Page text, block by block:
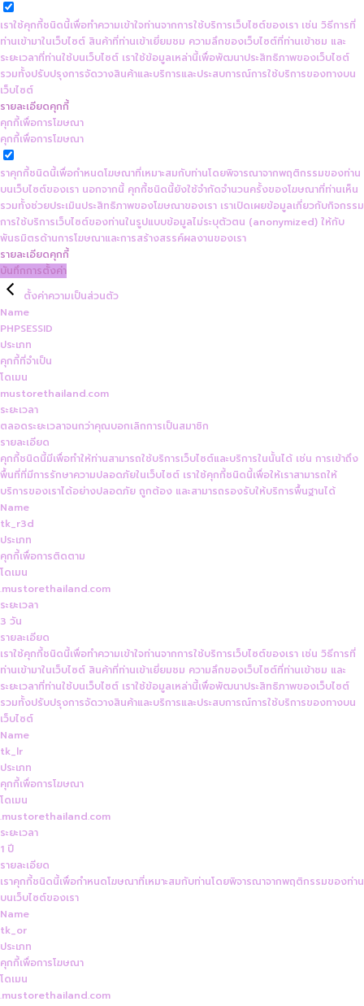
เราใช้คุกกี้ชนิดนี้เพื่อทำความเข้าใจท่านจากการใช้บริการเว็บไซต์ของเรา เช่น วิธีการที่
ท่านเข้ามาในเว็บไซต์ สินค้าที่ท่านเข้าเยี่ยมชม ความลึกของเว็บไซต์ที่ท่านเข้าชม และ
ระยะเวลาที่ท่านใช้บนเว็บไซต์ เราใช้ข้อมูลเหล่านี้เพื่อพัฒนาประสิทธิภาพของเว็บไซต์
รวมทั้งปรับปรุงการจัดวางสินค้าและบริการและประสบการณ์การใช้บริการของทางบน
เว็บไซต์
รายละเอียดคุกกี้
คุกกี้เพื่อการโฆษณา
คุกกี้เพื่อการโฆษณา
ราคุกกี้ชนิดนี้เพื่อกำหนดโฆษณาที่เหมาะสมกับท่านโดยพิจารณาจากพฤติกรรมของท่าน
บนเว็บไซต์ของเรา นอกจากนี้ คุกกี้ชนิดนี้ยังใช้จำกัดจำนวนครั้งของโฆษณาที่ท่านเห็น
รวมทั้งช่วยประเมินประสิทธิภาพของโฆษณาของเรา เราเปิดเผยข้อมูลเกี่ยวกับกิจกรรม
การใช้บริการเว็บไซต์ของท่านในรูปแบบข้อมูลไม่ระบุตัวตน (anonymized) ให้กับ
พันธมิตรด้านการโฆษณาและการสร้างสรรค์ผลงานของเรา
รายละเอียดคุกกี้
บันทึกการตั้งค่า
ตั้งค่าความเป็นส่วนตัว
Name
PHPSESSID
ประเภท
คุกกี้ที่จำเป็น
โดเมน
mustorethailand.com
ระยะเวลา
ตลอดระยะเวลาจนกว่าคุณบอกเลิกการเป็นสมาชิก
รายละเอียด
คุกกี้ชนิดนี้มีเพื่อทำให้ท่านสามารถใช้บริการเว็บไซต์และบริการในนั้นได้ เช่น การเข้าถึง
พื้นที่ที่มีการรักษาความปลอดภัยในเว็บไซต์ เราใช้คุกกี้ชนิดนี้เพื่อให้เราสามารถให้
บริการของเราได้อย่างปลอดภัย ถูกต้อง และสามารถรองรับให้บริการพื้นฐานได้
Name
tk_r3d
ประเภท
คุกกี้เพื่อการติดตาม
โดเมน
.mustorethailand.com
ระยะเวลา
3 วัน
รายละเอียด
เราใช้คุกกี้ชนิดนี้เพื่อทำความเข้าใจท่านจากการใช้บริการเว็บไซต์ของเรา เช่น วิธีการที่
ท่านเข้ามาในเว็บไซต์ สินค้าที่ท่านเข้าเยี่ยมชม ความลึกของเว็บไซต์ที่ท่านเข้าชม และ
ระยะเวลาที่ท่านใช้บนเว็บไซต์ เราใช้ข้อมูลเหล่านี้เพื่อพัฒนาประสิทธิภาพของเว็บไซต์
รวมทั้งปรับปรุงการจัดวางสินค้าและบริการและประสบการณ์การใช้บริการของทางบน
เว็บไซต์
Name
tk_lr
ประเภท
คุกกี้เพื่อการโฆษณา
โดเมน
.mustorethailand.com
ระยะเวลา
1 ปี
รายละเอียด
เราคุกกี้ชนิดนี้เพื่อกำหนดโฆษณาที่เหมาะสมกับท่านโดยพิจารณาจากพฤติกรรมของท่าน
บนเว็บไซต์ของเรา
Name
tk_or
ประเภท
คุกกี้เพื่อการโฆษณา
โดเมน
.mustorethailand.com